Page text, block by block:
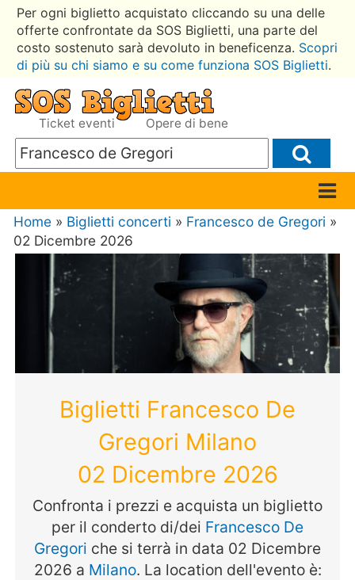
Per ogni biglietto acquistato cliccando su una delle
offerte confrontate da SOS Biglietti, una parte del
costo sostenuto sarà devoluto in beneficenza. Scopri
di più su chi siamo e su come funziona SOS Biglietti.
Ticket eventi Opere di bene
Home » Biglietti concerti » Francesco de Gregori »
02 Dicembre 2026
Biglietti Francesco De
Gregori Milano
02 Dicembre 2026
Confronta i prezzi e acquista un biglietto
per il conderto di/dei Francesco De
Gregori che si terrà in data 02 Dicembre
2026 a Milano. La location dell'evento è: